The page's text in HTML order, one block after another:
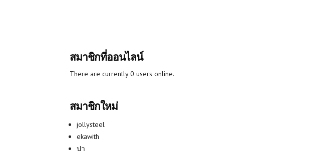
สมาชิกที่ออนไลน์
There are currently 0 users online.
สมาชิกใหม่
jollysteel
ekawith
ปา